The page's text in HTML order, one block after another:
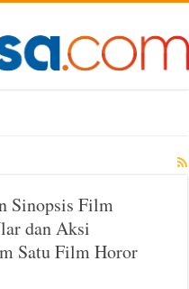
Sinopsis Film
dan Aksi
Satu Film Horor